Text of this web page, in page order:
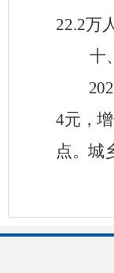
22.2万
十
4元，
点。城